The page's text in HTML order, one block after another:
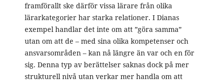
framförallt ske därför vissa lärare från olika
lärarkategorier har starka relationer. I Dianas
exempel handlar det inte om att ”göra samma”
utan om att de – med sina olika kompetenser och
ansvarsområden – kan nå längre än var och en för
sig. Denna typ av berättelser saknas dock på mer
strukturell nivå utan verkar mer handla om att